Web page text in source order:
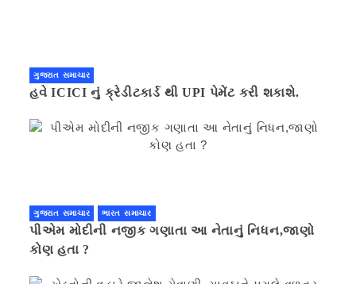
ગુજરાત સમાચાર
હવે ICICI નું ક્રેડીટકાર્ડ થી UPI પેમેંટ કરી શકાશે.
ગુજરાત સમાચાર ભારત સમાચાર
પીએમ મોદીની નજીક ગણાતા આ નેતાનું નિધન,જાણો
કોણ હતા ?